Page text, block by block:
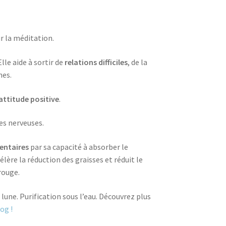
la méditation.
aide à sortir de relations difficiles, de la
positive.
nerveuses.
par sa capacité à absorber le
la réduction des graisses et réduit le
Purification sous l’eau. Découvrez plus
!